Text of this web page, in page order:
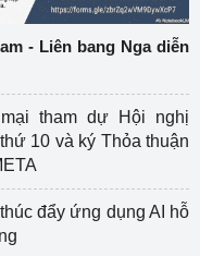
- Liên bang Nga diễn
tham dự Hội nghị
10 và ký Thỏa thuận
đẩy ứng dụng AI hỗ